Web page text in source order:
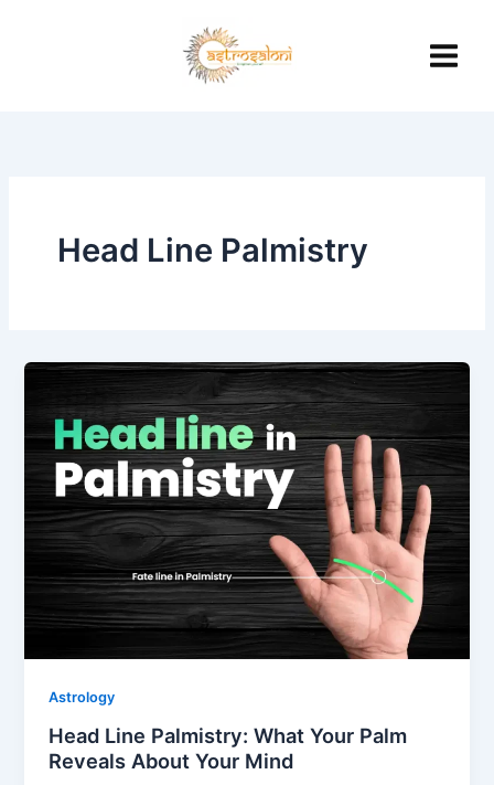
Head Line Palmistry
Astrology
Head Line Palmistry: What Your Palm
Reveals About Your Mind